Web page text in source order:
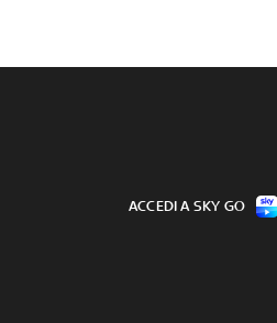
ACCEDI A SKY GO